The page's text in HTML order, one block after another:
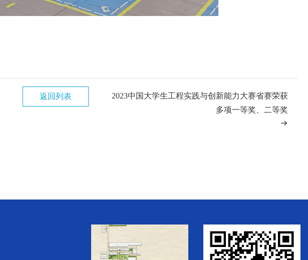
返回列表
2023中国大学生工程实践与创新能力大赛省赛荣获
多项一等奖、二等奖